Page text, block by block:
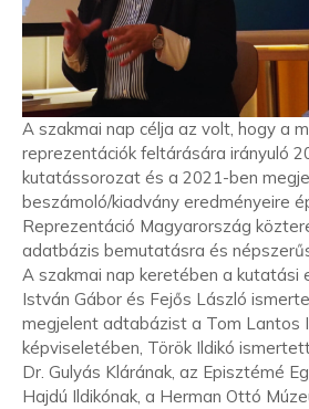
A szakmai nap célja az volt, hogy a
reprezentációk feltárására irányuló
kutatássorozat és a 2021-ben
beszámoló/kiadvány eredményeire
Reprezentáció Magyarország
adatbázis bemutatásra és
A szakmai nap keretében a kutatási
István Gábor és Fejős László
megjelent adtabázist a Tom Lantos
képviseletében, Török Ildikó
Dr. Gulyás Klárának, az Episztémé
Hajdú Ildikónak, a Herman Ottó